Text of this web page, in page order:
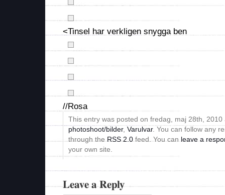
<Tinsel har verkligen snygga ben
//Rosa
This entry was posted on fredag, maj 28th,
photoshoot/bilder, Varulvar. You can follow any
through the RSS 2.0 feed. You can leave a
your own site.
Leave a Reply